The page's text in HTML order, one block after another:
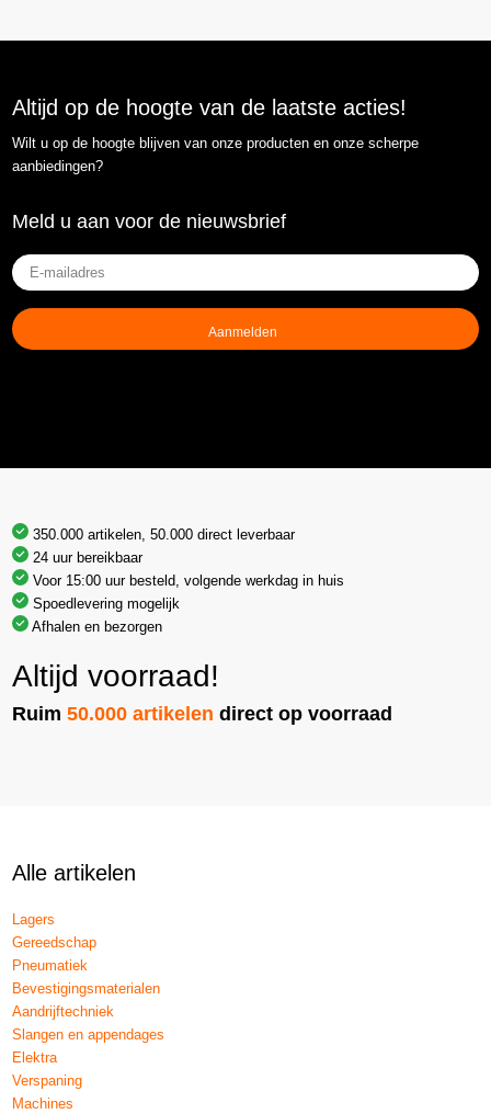
Altijd op de hoogte van de laatste acties!
Wilt u op de hoogte blijven van onze producten en onze scherpe
aanbiedingen?
Meld u aan voor de nieuwsbrief
E-
mailadres
(Vereist)
350.000 artikelen, 50.000 direct leverbaar
24 uur bereikbaar
Voor 15:00 uur besteld, volgende werkdag in huis
Spoedlevering mogelijk
Afhalen en bezorgen
Altijd voorraad!
Ruim50.000 artikelen direct op voorraad
Alle artikelen
Lagers
Gereedschap
Pneumatiek
Bevestigingsmaterialen
Aandrijftechniek
Slangen en appendages
Elektra
Verspaning
Machines